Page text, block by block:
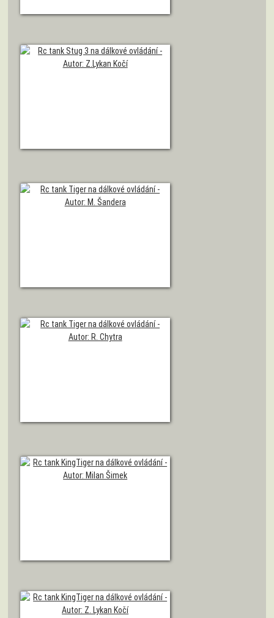
Autor: Josef Simon
Model tanku Tiger
Autor: Z. Lykan Kočí
Model tanku Stug 3
Autor: M. Šandera
Model tanku Tiger v rané verzi
Autor: R. Chytra
Model tanku Tiger
Autor: M. Šimek
Model tanku KingTiger